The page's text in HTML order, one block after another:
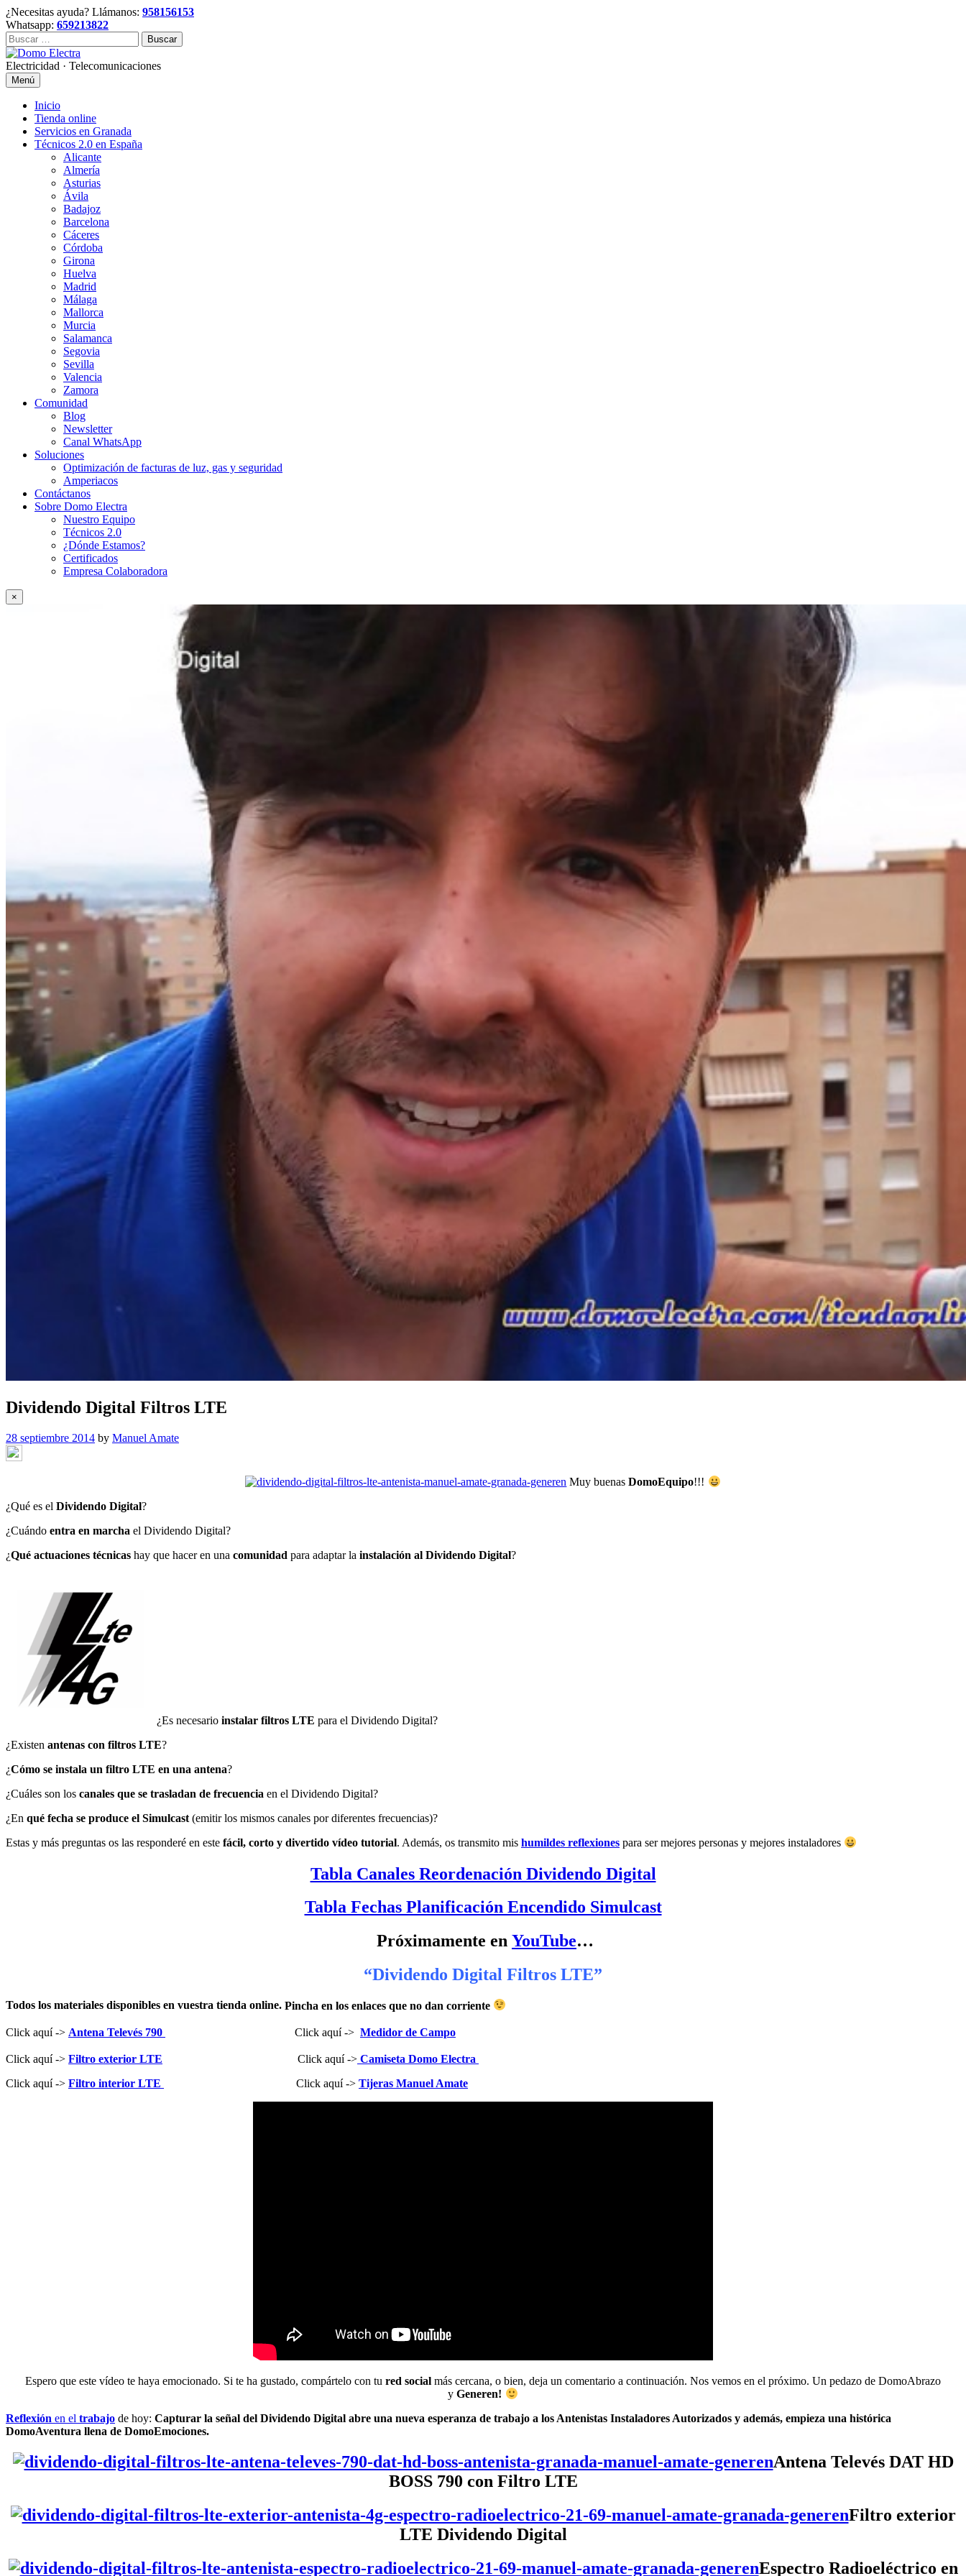
Skip
to
content
¿Necesitas ayuda? Llámanos: 958156153
Whatsapp: 659213822
Buscar:
Electricidad · Telecomunicaciones
Menú
Inicio
Tienda online
Servicios en Granada
Técnicos 2.0 en España
Alicante
Almería
Asturias
Ávila
Badajoz
Barcelona
Cáceres
Córdoba
Girona
Huelva
Madrid
Málaga
Mallorca
Murcia
Salamanca
Segovia
Sevilla
Valencia
Zamora
Comunidad
Blog
Newsletter
Canal WhatsApp
Soluciones
Optimización de facturas de luz, gas y seguridad
Amperiacos
Contáctanos
Sobre Domo Electra
Nuestro Equipo
Técnicos 2.0
¿Dónde Estamos?
Certificados
Empresa Colaboradora
×
Dividendo Digital Filtros LTE
28 septiembre 2014 by Manuel Amate
Muy buenasDomoEquipo!!!
¿Qué es el Dividendo Digital?
¿Cuándo entra en marcha el Dividendo Digital?
¿Qué actuaciones técnicas hay que hacer en una comunidad para adaptar la instalación al Dividendo Digital?
¿Es necesario instalar filtros LTE para el Dividendo Digital?
¿Existen antenas con filtros LTE?
¿Cómo se instala un filtro LTE en una antena?
¿Cuáles son los canales que se trasladan de frecuencia en el Dividendo Digital?
¿En qué fecha se produce el Simulcast (emitir los mismos canales por diferentes frecuencias)?
Estas y más preguntas os las responderé en este fácil, corto y divertido vídeo tutorial. Además, os transmito mis humildes reflexiones para ser mejores personas y mejores instaladores
Tabla Canales Reordenación Dividendo Digital
Tabla Fechas Planificación Encendido Simulcast
Próximamente en YouTube…
“Dividendo Digital Filtros LTE”
Todos los materiales disponibles en vuestra tienda online. Pincha en los enlaces que no dan corriente
Click aquí -> Antena Televés 790 Click aquí -> Medidor de Campo
Click aquí -> Filtro exterior LTE Click aquí -> Camiseta Domo Electra
Click aquí -> Filtro interior LTE Click aquí -> Tijeras Manuel Amate
Espero que este vídeo te haya emocionado. Si te ha gustado, compártelo con tu red social más cercana, o bien, deja un comentario a continuación. Nos vemos en el próximo. Un pedazo de DomoAbrazo
yGeneren!
Reflexión en el trabajo de hoy: Capturar la señal del Dividendo Digital abre una nueva esperanza de trabajo a los Antenistas Instaladores Autorizados y además, empieza una histórica
DomoAventura llena de DomoEmociones.
Antena Televés DAT HD
BOSS 790 con Filtro LTE
Filtro exterior
LTE Dividendo Digital
Espectro Radioeléctrico en